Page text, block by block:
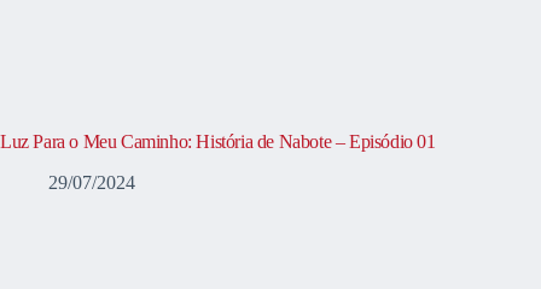
Luz Para o Meu Caminho: História de Nabote – Episódio 01
29/07/2024